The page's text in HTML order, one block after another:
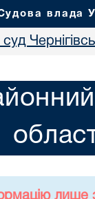
влада
лише